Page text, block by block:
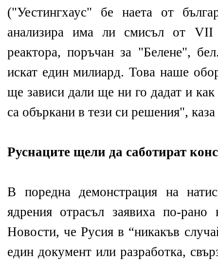
("Уестингхаус" бе наета от
анализира има ли смисъл от
реактора, поръчан за "Белене",
искат един милиард. Това наше
ще зависи дали ще ни го дадат и
са объркани в тези си решения",
Руснаците щели да саботират
В поредна демонстрация на
ядрения отрасъл заявиха по-
Новости, че Русия в “никакъв
един документ или разработка,